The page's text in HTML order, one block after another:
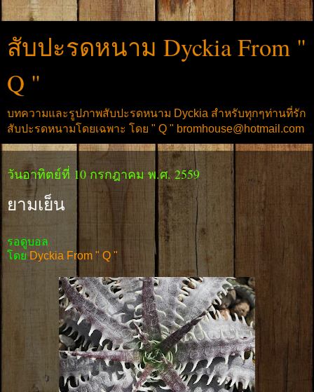
สับปะรดหนาม Dyckia From "
Q "
บทความและรูปภาพสับปะรดหนาม Dyckia สำหรับทุกๆท่านที่รัก
สับปะรดหนามโดยเฉพาะ โดย " Q " bromhouse@hotmail.com
วันอาทิตย์ที่ 10 กรกฎาคม พ.ศ. 2559
ยามเย็น
รอดูบอล
โดยDyckia From " Q "